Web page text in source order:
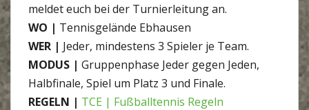
meldet euch bei der Turnierleitung an.
WO | Tennisgelände Ebhausen
WER | Jeder, mindestens 3 Spieler je Team.
MODUS | Gruppenphase Jeder gegen Jeden,
Halbfinale, Spiel um Platz 3 und Finale.
REGELN | TCE | Fußballtennis Regeln